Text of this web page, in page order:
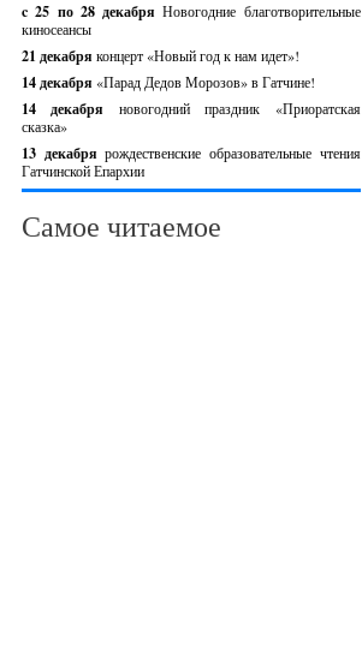
c 25 по 28 декабряНовогодние благотворительные
киносеансы
21 декабря концерт «Новый год к нам идет»!
14 декабря «Парад Дедов Морозов» в Гатчине!
14 декабря новогодний праздник «Приоратская
сказка»
13 декабрярождественские образовательные чтения
Гатчинской Епархии
Самое читаемое